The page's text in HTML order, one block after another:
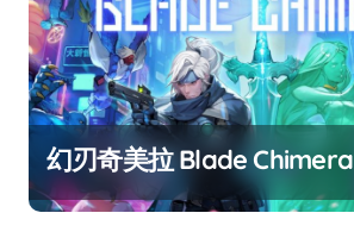
幻刃奇美拉 Blade Chimera